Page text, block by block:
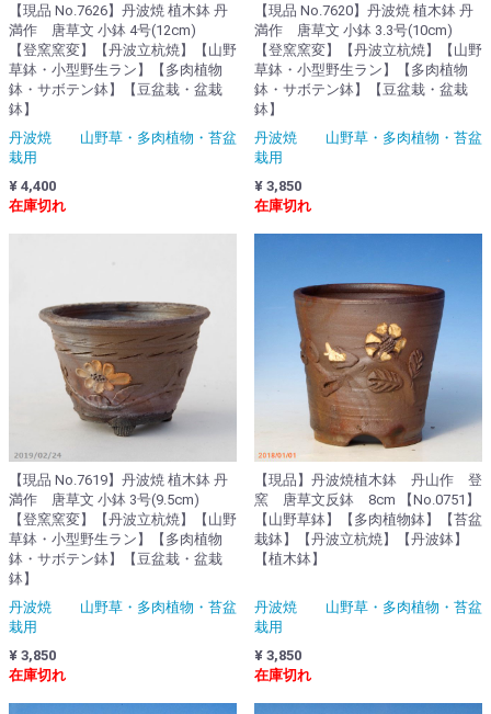
【現品 No.7626】丹波焼 植木鉢 丹
満作 唐草文 小鉢 4号(12cm)
【登窯窯変】【丹波立杭焼】【山野
草鉢・小型野生ラン】【多肉植物
鉢・サボテン鉢】【豆盆栽・盆栽
鉢】
丹波焼 山野草・多肉植物・苔盆
栽用
¥ 4,400
在庫切れ
【現品 No.7620】丹波焼 植木鉢 丹
満作 唐草文 小鉢 3.3号(10cm)
【登窯窯変】【丹波立杭焼】【山野
草鉢・小型野生ラン】【多肉植物
鉢・サボテン鉢】【豆盆栽・盆栽
鉢】
丹波焼 山野草・多肉植物・苔盆
栽用
¥ 3,850
在庫切れ
【現品 No.7619】丹波焼 植木鉢 丹
満作 唐草文 小鉢 3号(9.5cm)
【登窯窯変】【丹波立杭焼】【山野
草鉢・小型野生ラン】【多肉植物
鉢・サボテン鉢】【豆盆栽・盆栽
鉢】
丹波焼 山野草・多肉植物・苔盆
栽用
¥ 3,850
在庫切れ
【現品】丹波焼植木鉢 丹山作 登
窯 唐草文反鉢 8cm 【No.0751】
【山野草鉢】【多肉植物鉢】【苔盆
栽鉢】【丹波立杭焼】【丹波鉢】
【植木鉢】
丹波焼 山野草・多肉植物・苔盆
栽用
¥ 3,850
在庫切れ